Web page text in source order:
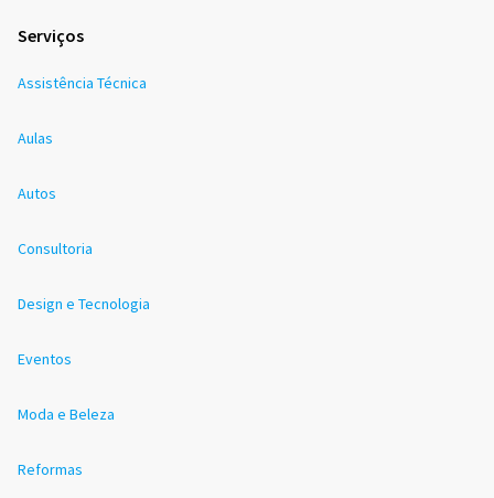
Serviços
Assistência Técnica
Aulas
Autos
Consultoria
Design e Tecnologia
Eventos
Moda e Beleza
Reformas